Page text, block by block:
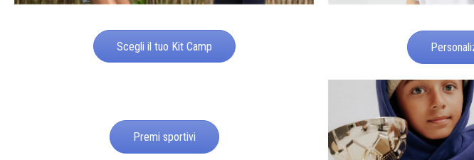
Scegli il tuo Kit Camp
Premi sportivi